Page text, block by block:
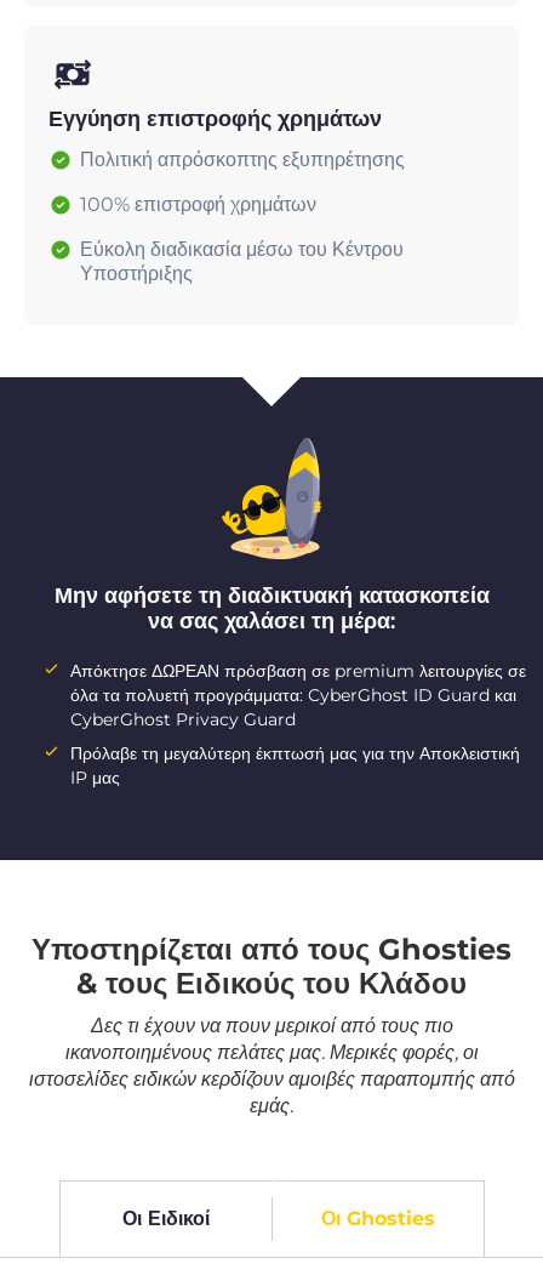
Εγγύηση επιστροφής χρημάτων
Πολιτική απρόσκοπτης εξυπηρέτησης
100% επιστροφή χρημάτων
Εύκολη διαδικασία μέσω του Κέντρου
Υποστήριξης
Μην αφήσετε τη διαδικτυακή κατασκοπεία
να σας χαλάσει τη μέρα:
Απόκτησε ΔΩΡΕΑΝ πρόσβαση σε premium λειτουργίες σε
όλα τα πολυετή προγράμματα: CyberGhost ID Guard και
CyberGhost Privacy Guard
Πρόλαβε τη μεγαλύτερη έκπτωσή μας για την Αποκλειστική
IP μας
Υποστηρίζεται από τους Ghosties
& τους Ειδικούς του Κλάδου
Δες τι έχουν να πουν μερικοί από τους πιο
ικανοποιημένους πελάτες μας. Μερικές φορές, οι
ιστοσελίδες ειδικών κερδίζουν αμοιβές παραπομπής από
εμάς.
Οι Ειδικοί Οι Ghosties